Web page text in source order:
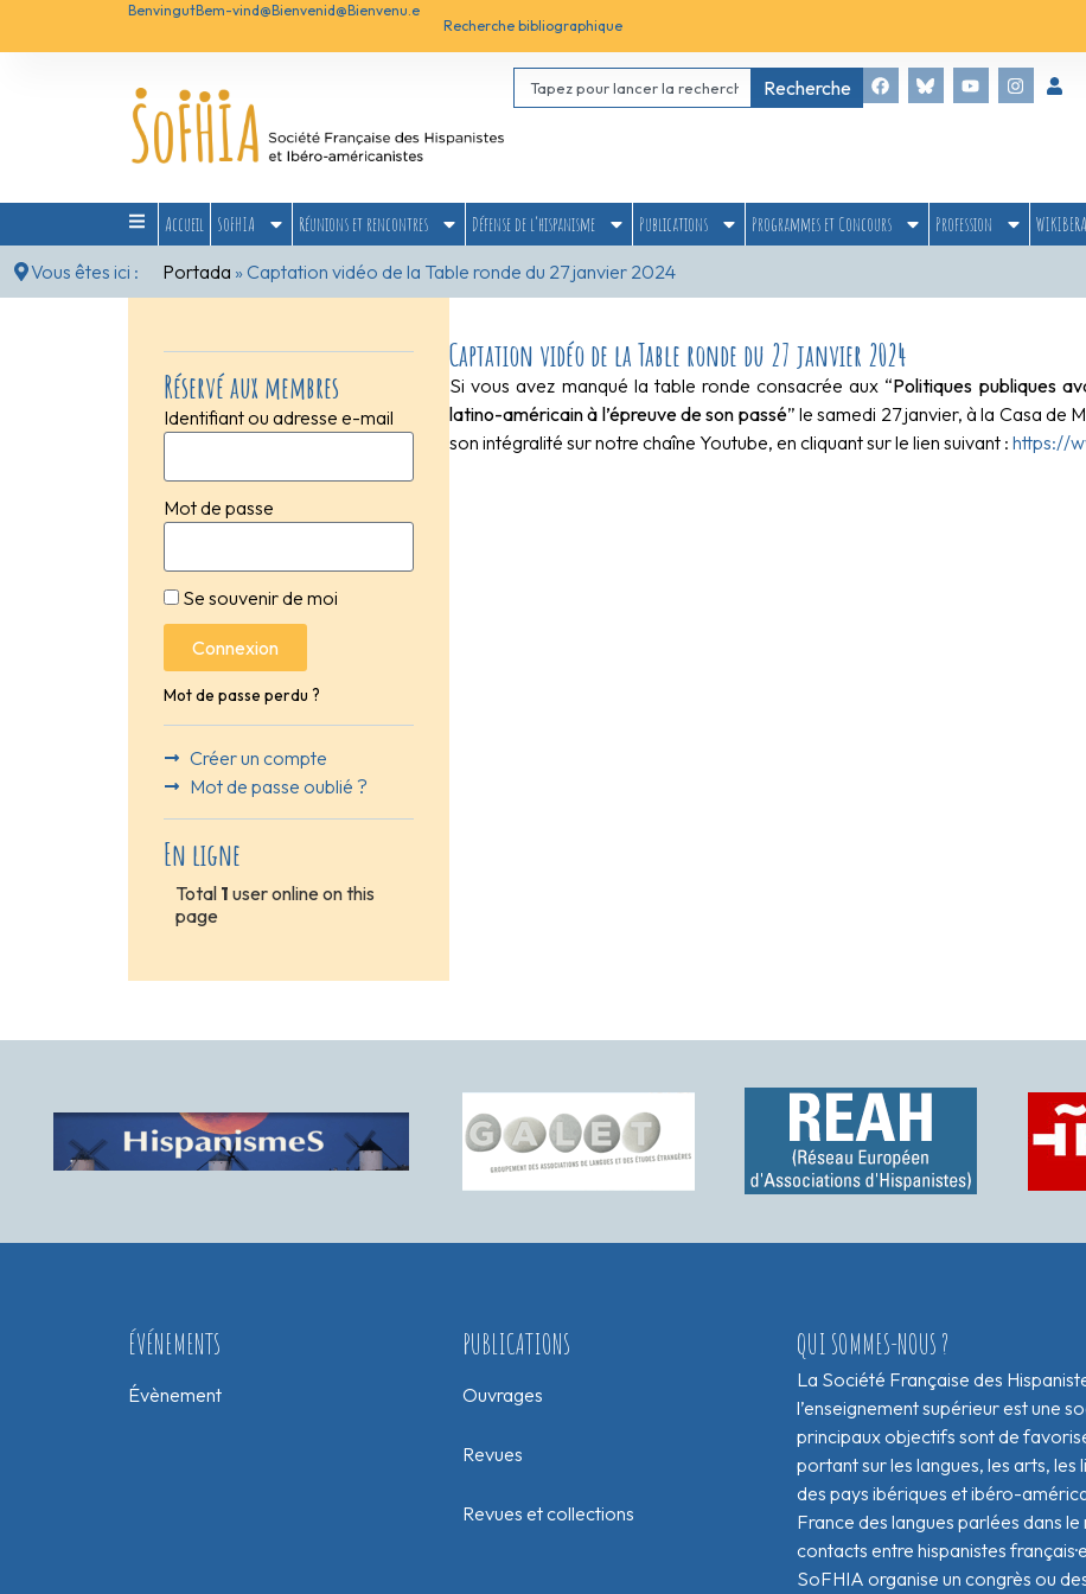
BenvingutBem-vind@Bienvenid@Bienvenu.e
Recherche bibliographique
Recherche
Accueil SoFHIA Réunions et rencontres Défense de l’hispanisme Publications Programmes et Concours Profession
Vous êtes ici :
Portada »Captation vidéo de la Table ronde du 27 janvier 2024
Réservé aux membres
Identifiant ou adresse e-mail
Mot de passe
Se souvenir de moi
Connexion
Mot de passe perdu ?
Créer un compte
Mot de passe oublié ?
En ligne
Total 1 user online on this
page
Captation vidéo de la Table ronde du 27 janvier 2024
Si vous avez manqué la table ronde consacrée aux “Politiques publiques
latino-américain à l’épreuve de son passé” le samedi 27 janvier, à la Casa de
son intégralité sur notre chaîne Youtube, en cliquant sur le lien suivant :https://
ÉVÉNEMENTS
Évènement
PUBLICATIONS
Ouvrages
Revues
Revues et collections
QUI SOMMES-NOUS ?
La Société Française des
l’enseignement supérieur est une
principaux objectifs sont de
portant sur les langues, les arts, les
des pays ibériques et ibéro-
France des langues parlées dans
contacts entre hispanistes
SoFHIA organise un congrès ou